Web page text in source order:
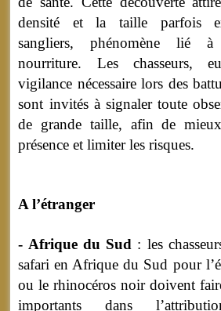
densité et la taille parfois
sangliers, phénomène lié à
nourriture. Les chasseurs,
vigilance nécessaire lors des
sont invités à signaler toute
de grande taille, afin de
présence et limiter les risques.
A l’étranger
- Afrique du Sud : les
safari en Afrique du Sud pour
ou le rhinocéros noir doivent
importants dans